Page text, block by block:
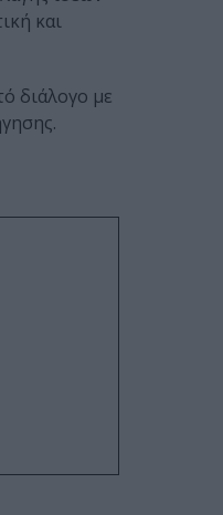
και
διάλογο με